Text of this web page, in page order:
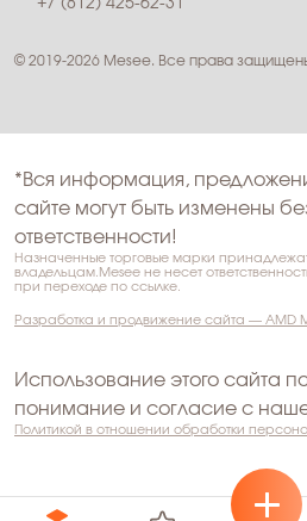
+7 (812) 425-62-31
© 2019-2026 Mesee. Все права
*Вся информация,
сайте могут быть изменены
ответственности!
Назначенные торговые марки
владельцам.Mesee не несет
при переходе по ссылке.
Разработка и продвижение сайта — AMD
Использование этого сайта
понимание и согласие с
Политикой в отношении обработки